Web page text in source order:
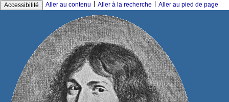
Accessibilité Aller au contenu Aller à la recherche Aller au pied de page